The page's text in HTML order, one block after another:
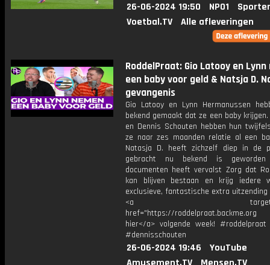
26-06-2024 19:50 NPO1
Voetbal.TV
Alle afleveringen
RoddelPraat: Gio Latooy en Lynn
een baby voor geld & Natsja D.
gevangenis
Gio Latooy en Lynn Hermanussen
bekend gemaakt dat ze een baby
en Dennis Schouten hebben hun
ze naar zes maanden relatie al een
Natasja D. heeft zichzelf diep in de
gebracht nu bekend is
documenten heeft vervalst Zorg dat
kan blijven bestaan en krijg iedere
exclusieve, fantastische extra uitzending
<a
href="https://roddelpraat.backme.org
hier</a> volgende week!
#dennisschouten
26-06-2024 19:46
YouTube